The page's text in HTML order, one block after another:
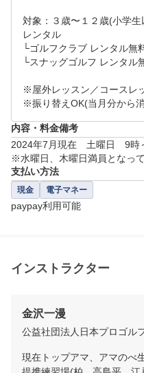
対象：３歳〜１２歳(小学生
レンタル
└ゴルフクラブ レンタル無
└スナッグゴルフ レンタル
※屋外レッスン／コースレ
※振り替えOK(当月分から
内容・料金備考
2024年7月現在　土曜日　9時
※水曜日、木曜日満員となって
支払い方法
現金 電子マネー
paypay利用可能
インストラクター
金沢一漫
公益社団法人日本プロゴル
現在トップアマ、アマのべ